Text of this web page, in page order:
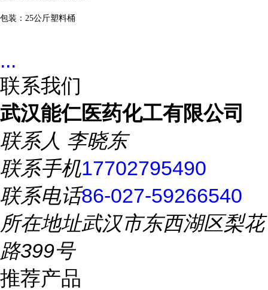
包装： 25公斤塑料桶
...
联系我们
武汉能仁医药化工有限公司
联系人 李晓东
联系手机17702795490
联系电话86-027-59266540
所在地址武汉市东西湖区梨花
路399号
推荐产品